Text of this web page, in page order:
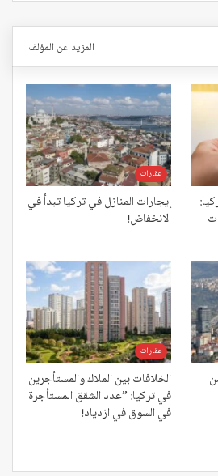
المزيد عن المؤلف
عقارات
إيجارات المنازل في تركيا تبدأ في
الانخفاض!
عقارات
الخلافات بين الملاك والمستأجرين
في تركيا: ”عدد الشقق المستأجرة
في السوق في ازدياد!